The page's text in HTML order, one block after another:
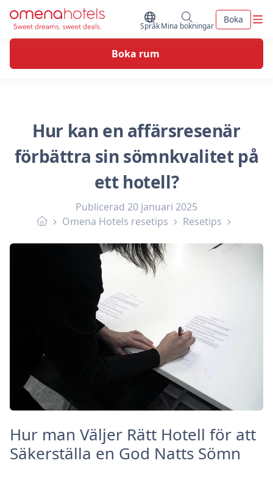
Skip to content
Byt Språk
Språk Mina bokningar
Mina bokningar
Boka
Boka rum
Hur kan en affärsresenär
förbättra sin sömnkvalitet på
ett hotell?
Publicerad 20 januari 2025
Omena Hotels resetips
Resetips
Hur man Väljer Rätt Hotell för att
Säkerställa en God Natts Sömn